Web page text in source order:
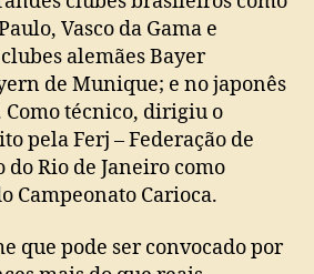
Vasco da Gama e
alemães Bayer
de Munique; e no japonês
técnico, dirigiu o
pela Ferj – Federação de
do Rio de Janeiro como
Campeonato Carioca.
que pode ser convocado por